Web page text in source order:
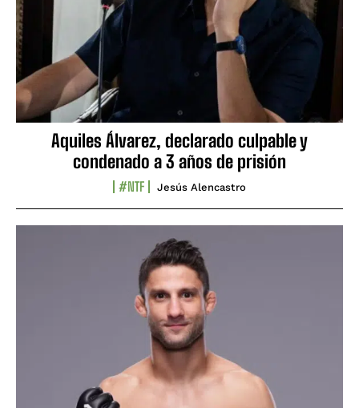
Aquiles Álvarez, declarado culpable y
condenado a 3 años de prisión
#NTF Jesús Alencastro